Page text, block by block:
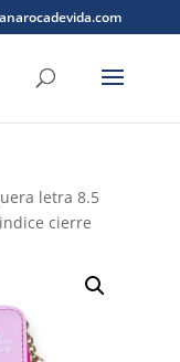
letra 8.5
cierre